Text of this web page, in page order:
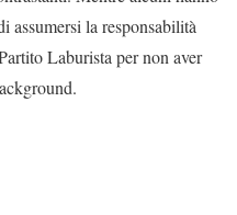
assumersi la responsabilità
Laburista per non aver